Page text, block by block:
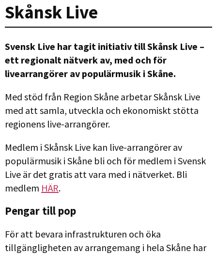
Skånsk Live
Svensk Live har tagit initiativ till Skånsk Live –
ett regionalt nätverk av, med och för
livearrangörer av populärmusik i Skåne.
Med stöd från Region Skåne arbetar Skånsk Live
med att samla, utveckla och ekonomiskt stötta
regionens live-arrangörer.
Medlem i Skånsk Live kan live-arrangörer av
populärmusik i Skåne bli och för medlem i Svensk
Live är det gratis att vara med i nätverket. Bli
medlem HÄR.
Pengar till pop
För att bevara infrastrukturen och öka
tillgängligheten av arrangemang i hela Skåne har